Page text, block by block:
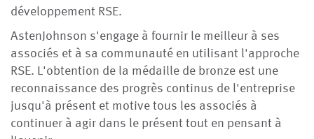
développement RSE.
AstenJohnson s'engage à fournir le meilleur à ses
associés et à sa communauté en utilisant l'approche
RSE. L'obtention de la médaille de bronze est une
reconnaissance des progrès continus de l'entreprise
jusqu'à présent et motive tous les associés à
continuer à agir dans le présent tout en pensant à